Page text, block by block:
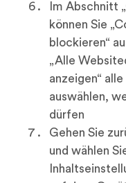
Im Abschnitt
können Sie
blockieren“
„Alle
anzeigen“
auswählen,
dürfen
Gehen Sie
und wählen